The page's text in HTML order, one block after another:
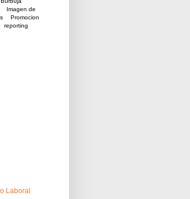
Imagen de
Promocion
reporting
Laboral